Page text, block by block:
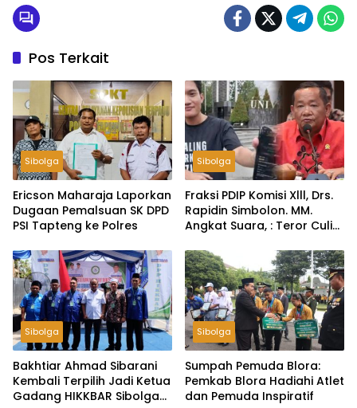
Pos Terkait
Sibolga
Ericson Maharaja Laporkan
Dugaan Pemalsuan SK DPD
PSI Tapteng ke Polres
Sibolga
Fraksi PDIP Komisi Xlll, Drs.
Rapidin Simbolon. MM.
Angkat Suara, : Teror Culik
Harus Ungkap Tak Cukup
Hanya Klarifikasi
Sibolga
Bakhtiar Ahmad Sibarani
Kembali Terpilih Jadi Ketua
Gadang HIKKBAR Sibolga–
Sibolga
Sumpah Pemuda Blora:
Pemkab Blora Hadiahi Atlet
dan Pemuda Inspiratif